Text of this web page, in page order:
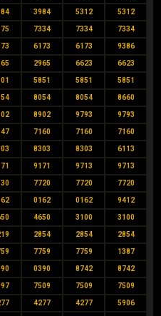
3984 5312 5312
7334 7334 7334
6173 6173 9386
2965 6623 6623
5851 5851 5851
8054 8054 8660
8902 9793 9793
7160 7160 7160
8303 8303 6113
9171 9713 9713
7720 7720 7720
0162 0162 9412
4650 3100 3100
2854 2854 2854
7759 7759 1387
0390 8742 8742
7509 7509 7509
4277 4277 5906